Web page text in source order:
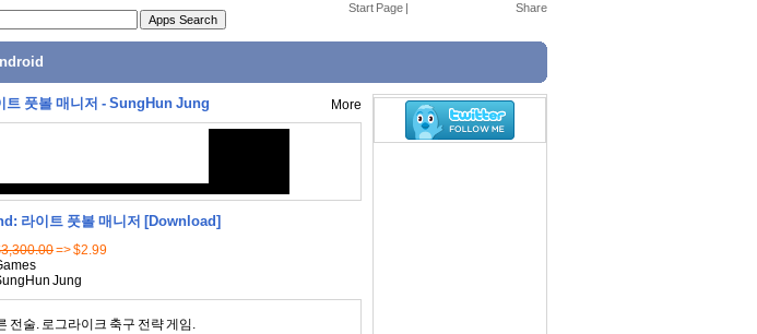
Start Page |
트 풋볼 매니저 - SungHun Jung More
라이트 풋볼 매니저 [Download]
=> $2.99
Jung
전술. 로그라이크 축구 전략 게임.